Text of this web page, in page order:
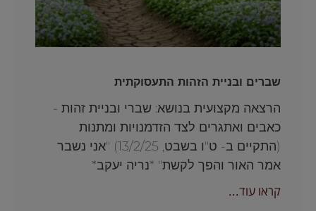
שברים ובניית הזהות התעסוקתית
הרצאה מקצועית בנושא: שברי ובניית זהות -
כאבים ואתגרים לצד הזדמנויות ומתנות
(התקיים ב- ט"ו בשבט, 13/2/25) "אני נשבר
אמר האור והפך לקשת" *נריה יעקב*
קראו עוד...